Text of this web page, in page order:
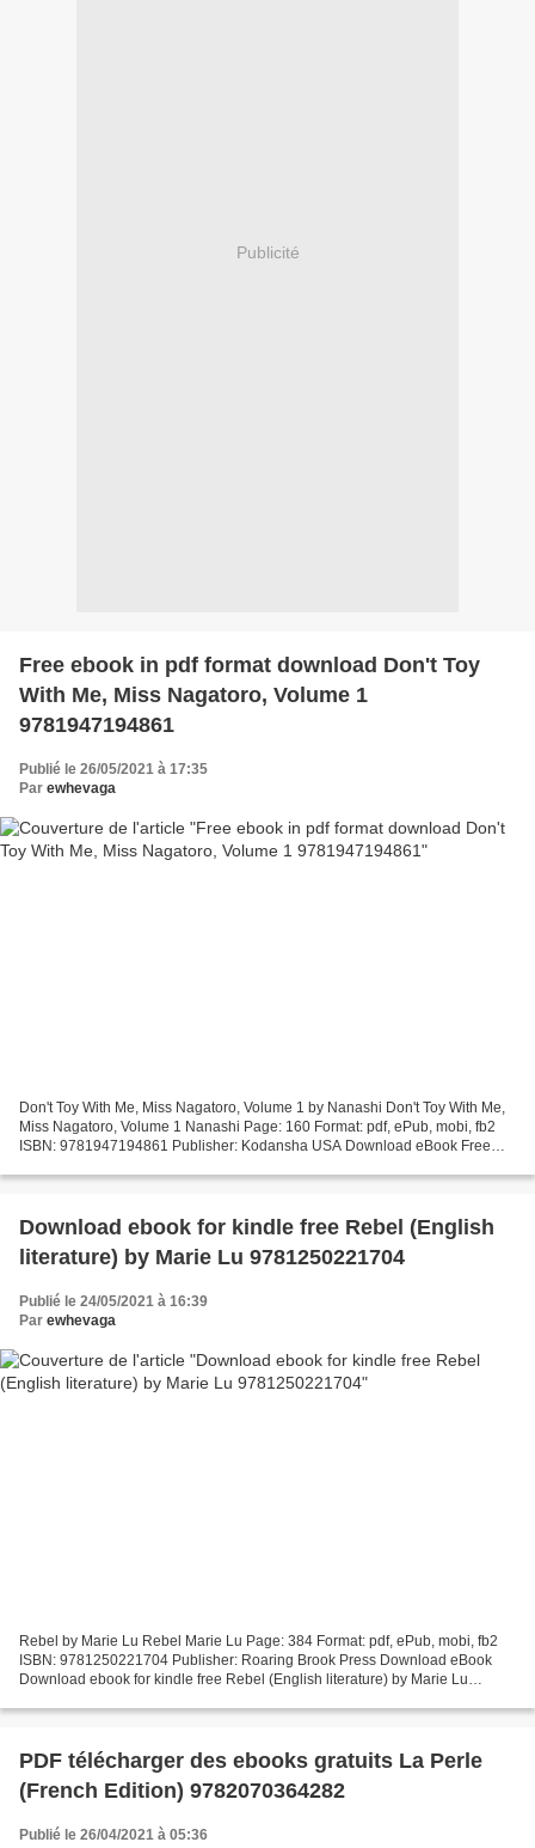
Publicité
Free ebook in pdf format download Don't Toy
With Me, Miss Nagatoro, Volume 1
9781947194861
Publié le 26/05/2021 à 17:35
Par ewhevaga
Don't Toy With Me, Miss Nagatoro, Volume 1 by Nanashi Don't Toy With Me,
Miss Nagatoro, Volume 1 Nanashi Page: 160 Format: pdf, ePub, mobi, fb2
ISBN: 9781947194861 Publisher: Kodansha USA Download eBook Free
Download ebook for kindle free Rebel (English
literature) by Marie Lu 9781250221704
Publié le 24/05/2021 à 16:39
Par ewhevaga
Rebel by Marie Lu Rebel Marie Lu Page: 384 Format: pdf, ePub, mobi, fb2
ISBN: 9781250221704 Publisher: Roaring Brook Press Download eBook
Download ebook for kindle free Rebel (English literature) by Marie Lu
PDF télécharger des ebooks gratuits La Perle
(French Edition) 9782070364282
Publié le 26/04/2021 à 05:36